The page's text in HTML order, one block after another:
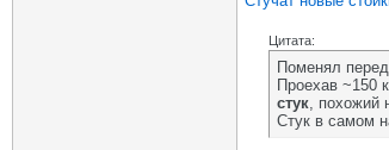
Цитата:
Поменял
Проехав ~150
стук, похожий
Стук в самом